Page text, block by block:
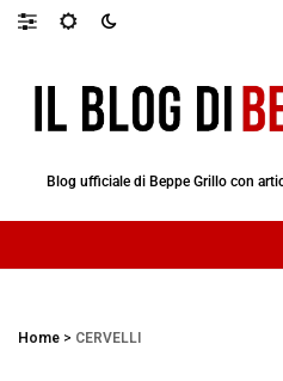
Blog ufficiale di Beppe Grillo con
Home > CERVELLI